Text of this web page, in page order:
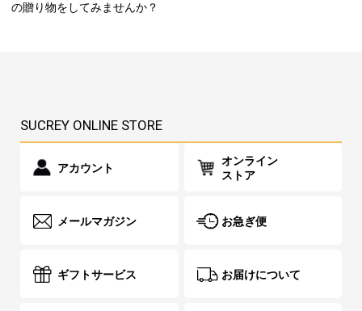
の贈り物をしてみませんか？
SUCREY ONLINE STORE
アカウント
オンライン
ストア
メールマガジン お急ぎ便
ギフトサービス お届けについて